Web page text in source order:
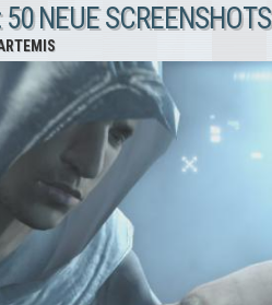
NEUE SCREENSHOTS